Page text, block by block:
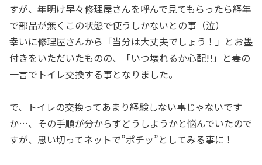
すが、年明け早々修理屋さんを呼んで見てもらったら経年
で部品が無くこの状態で使うしかないとの事（泣）
幸いに修理屋さんから「当分は大丈夫でしょう！」とお墨
付きをいただいたものの、「いつ壊れるか心配!!」と妻の
一言でトイレ交換する事となりました。
で、トイレの交換ってあまり経験しない事じゃないです
か…、その手順が分からずどうしようかと悩んでいたので
すが、思い切ってネットで”ポチッ”としてみる事に！